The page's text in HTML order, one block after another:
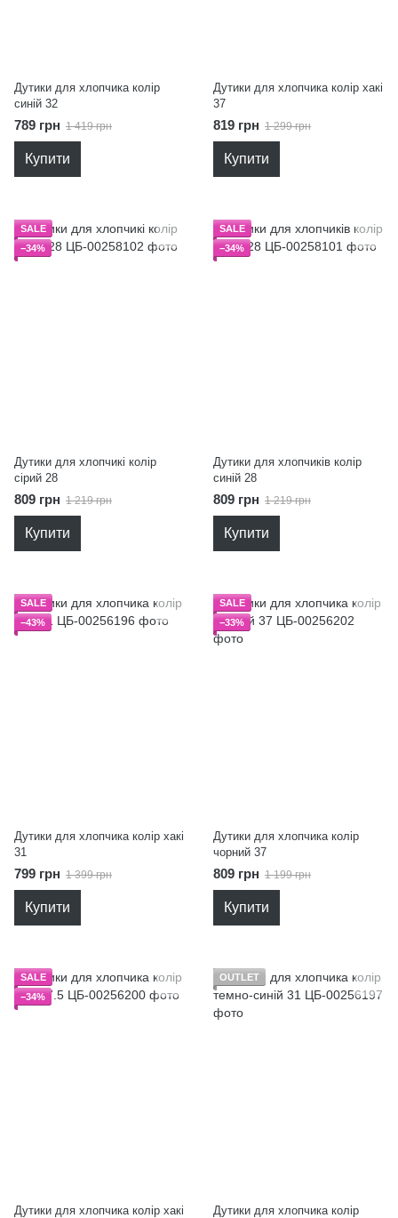
Дутики для хлопчика колір
синій 32
789 грн 1 419 грн
Купити
Дутики для хлопчика колір хакі
37
819 грн 1 299 грн
Купити
SALE
−34%
Дутики для хлопчикі колір
сірий 28
809 грн 1 219 грн
Купити
SALE
−34%
Дутики для хлопчиків колір
синій 28
809 грн 1 219 грн
Купити
SALE
−43%
Дутики для хлопчика колір хакі
31
799 грн 1 399 грн
Купити
SALE
−33%
Дутики для хлопчика колір
чорний 37
809 грн 1 199 грн
Купити
SALE
−34%
Дутики для хлопчика колір хакі
OUTLET
Дутики для хлопчика колір